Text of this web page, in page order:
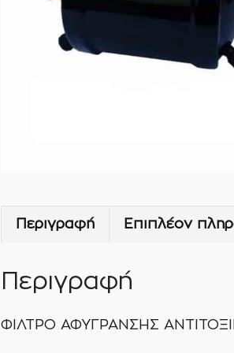
Περιγραφή Επιπλέον
Περιγραφή
ΦΙΛΤΡΟ ΑΦΥΓΡΑΝΣΗΣ